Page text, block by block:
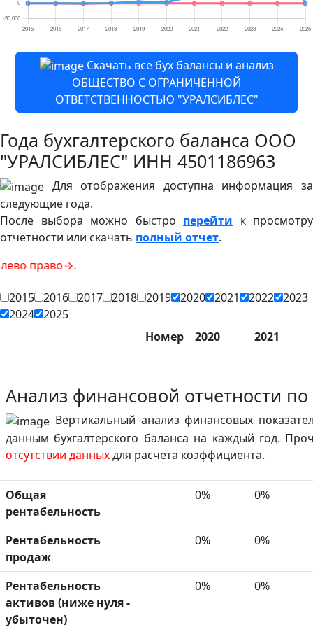
Скачать все бух балансы и анализ
ОБЩЕСТВО С ОГРАНИЧЕННОЙ
ОТВЕТСТВЕННОСТЬЮ "УРАЛСИБЛЕС"
Года бухгалтерского баланса ООО
"УРАЛСИБЛЕС" ИНН 4501186963
Для отображения доступна информация за
следующие года.
После выбора можно быстро перейти к просмотру
отчетности или скачать полный отчет.
2015 2016 2017 2018 2019 2020 2021 2022 2023
2024 2025
Номер
2020 2021
Анализ финансовой отчетности
Вертикальный анализ финансовых
данным бухгалтерского баланса на каждый год.
отсутствии данныхдля расчета коэффициента.
Общая
рентабельность
0% 0%
Рентабельность
продаж
0% 0%
Рентабельность
активов (ниже нуля -
убыточен)
0% 0%